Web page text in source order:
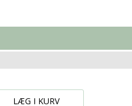
LÆG I KURV